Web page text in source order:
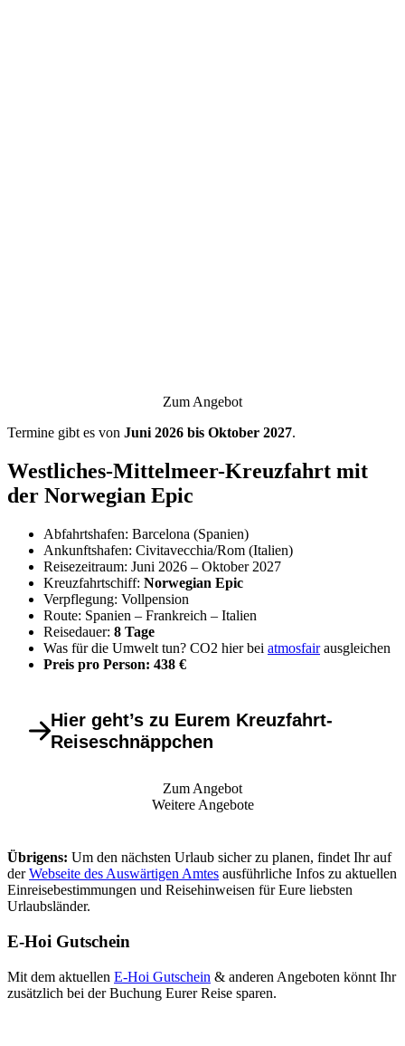
Zum Angebot
Termine gibt es von Juni 2026 bis Oktober 2027.
Westliches-Mittelmeer-Kreuzfahrt mit
der Norwegian Epic
Abfahrtshafen: Barcelona (Spanien)
Ankunftshafen: Civitavecchia/Rom (Italien)
Reisezeitraum: Juni 2026 – Oktober 2027
Kreuzfahrtschiff: Norwegian Epic
Verpflegung: Vollpension
Route: Spanien – Frankreich – Italien
Reisedauer: 8 Tage
Was für die Umwelt tun? CO2 hier bei atmosfairausgleichen
Preis pro Person: 438 €
Hier geht’s zu Eurem Kreuzfahrt-
Reiseschnäppchen
Zum Angebot
Weitere Angebote
Übrigens: Um den nächsten Urlaub sicher zu planen, findet Ihr auf
derWebseite des Auswärtigen Amtes ausführliche Infos zu aktuellen
Einreisebestimmungen und Reisehinweisen für Eure liebsten
Urlaubsländer.
E-Hoi Gutschein
Mit dem aktuellen E-Hoi Gutschein & anderen Angeboten könnt Ihr
zusätzlich bei der Buchung Eurer Reise sparen.